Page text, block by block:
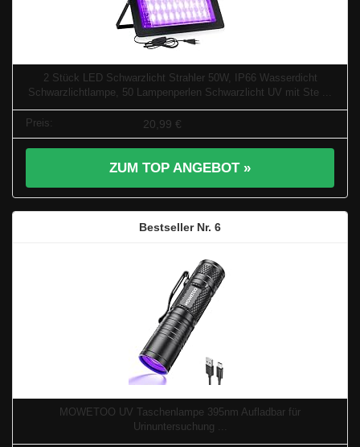
2 Stück LED Schwarzlicht Strahler 50W, IP66 Wasserdicht
Schwarzlichtlampe, 50 Lampenperlen Schwarzlicht UV mit Ste ...
20,99 €
ZUM TOP ANGEBOT »
6
MOWETOO UV Taschenlampe 395nm Aufladbar für
Urinuntersuchung ...